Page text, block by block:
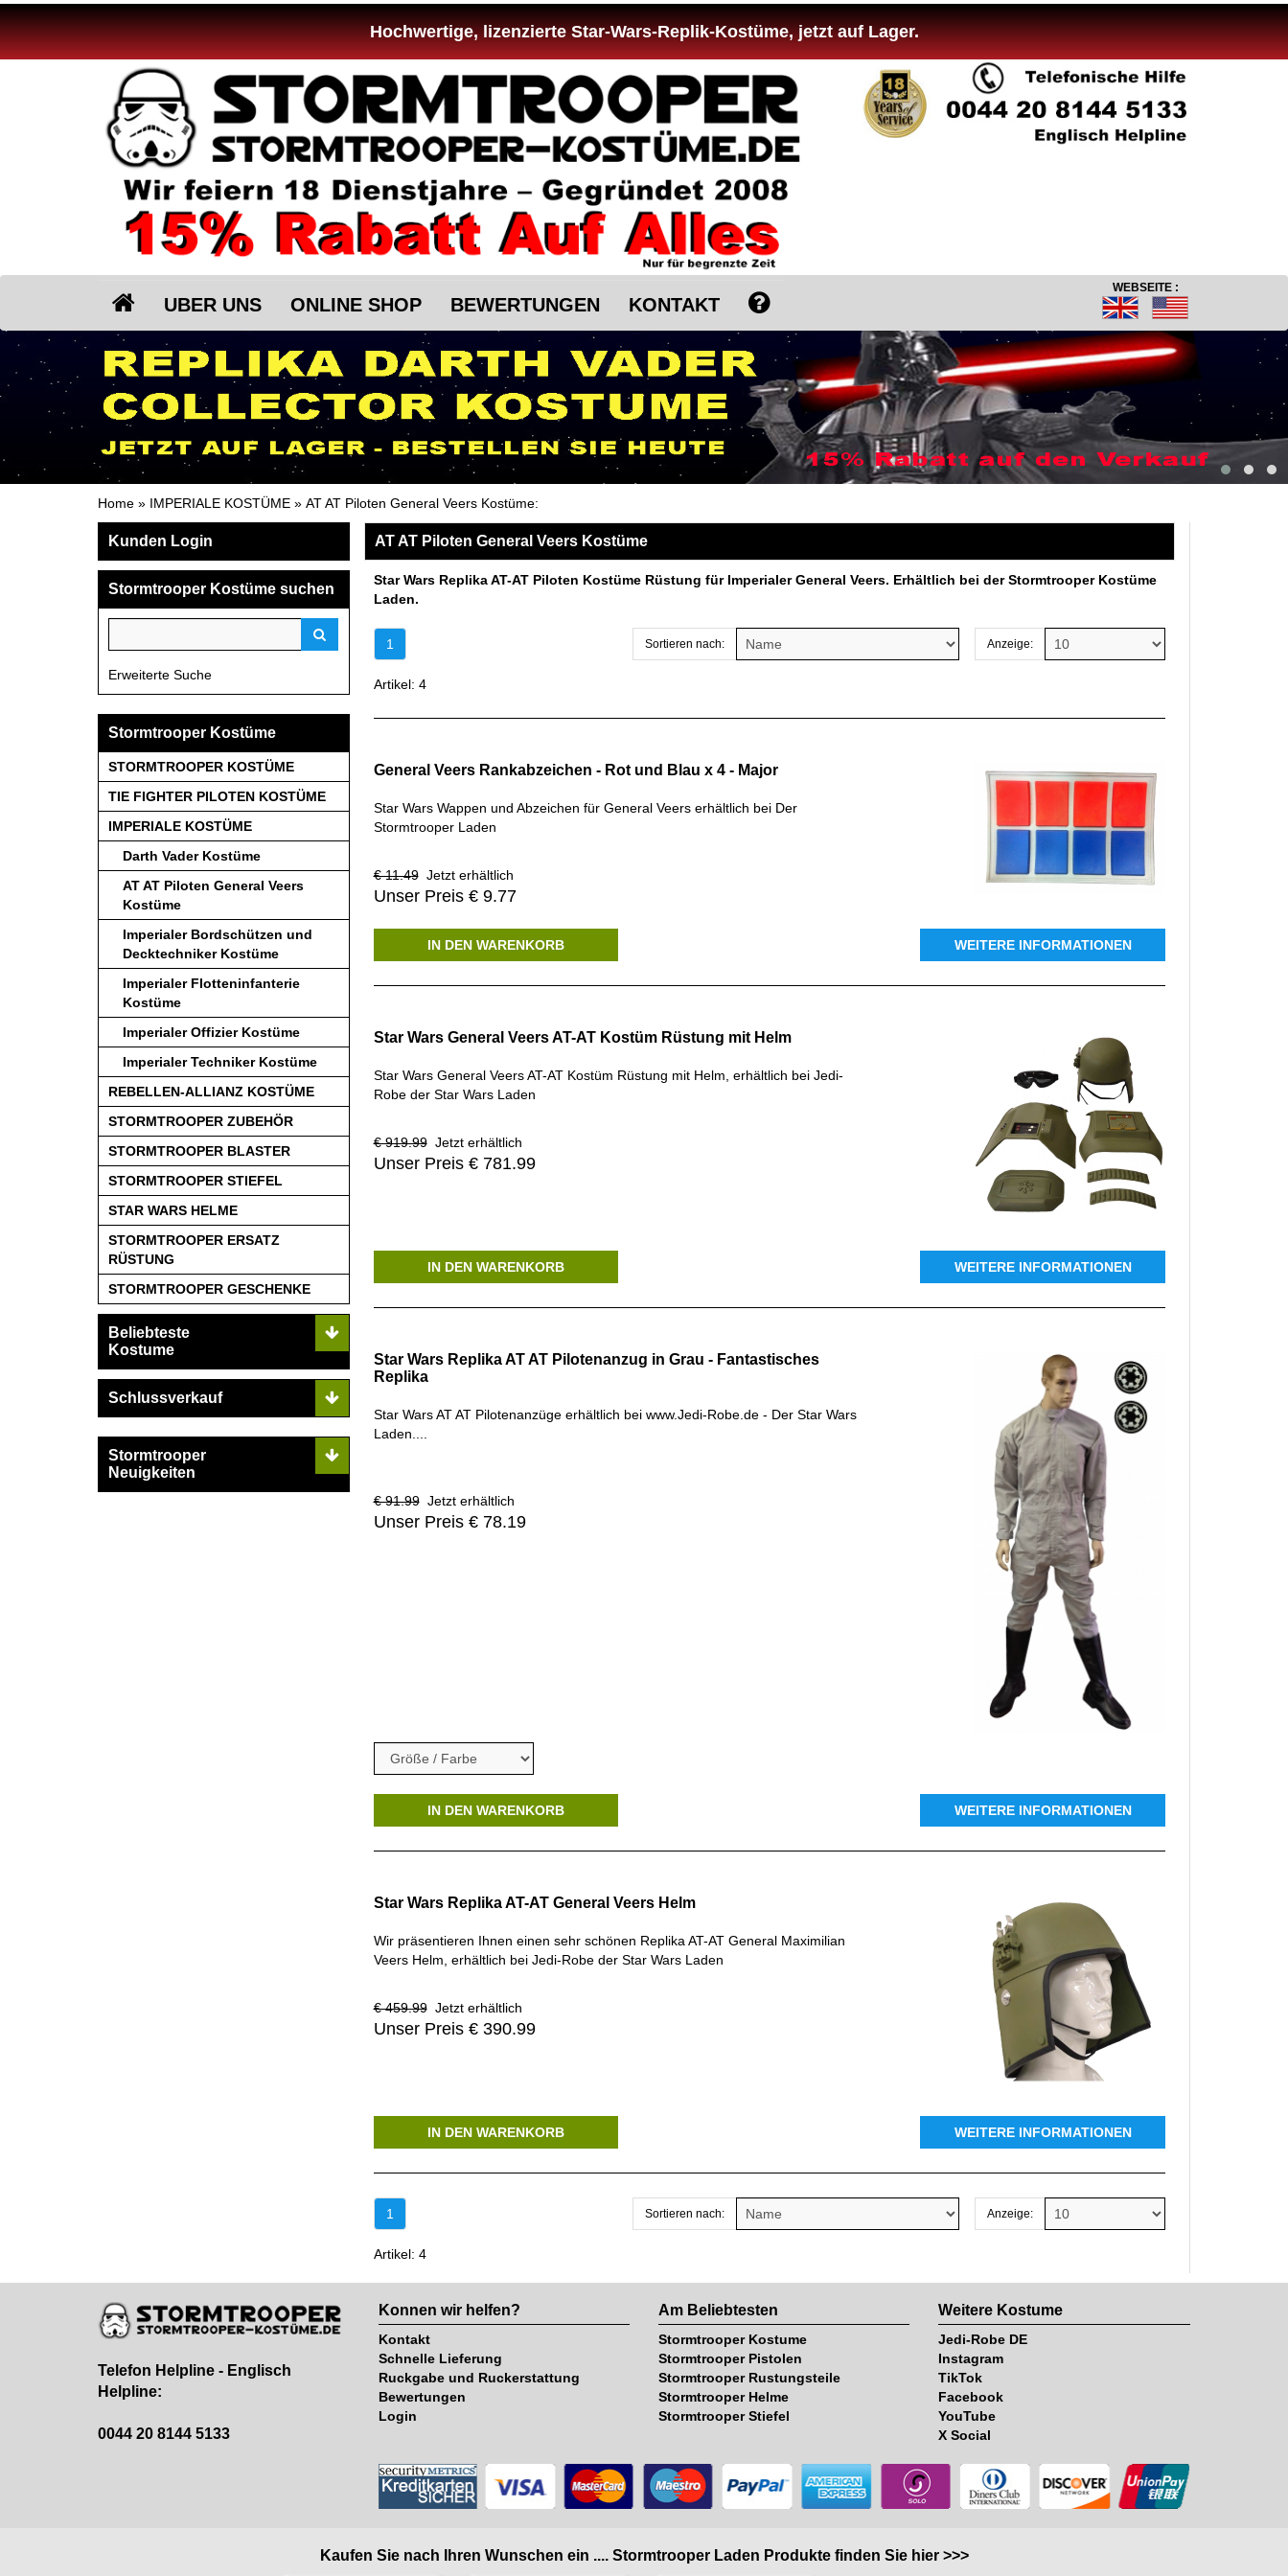
Hochwertige, lizenzierte Star-Wars-Replik-Kostüme, jetzt auf Lager.
UBER UNS ONLINE SHOP BEWERTUNGEN KONTAKT
WEBSEITE :
Home » IMPERIALE KOSTÜME » AT AT Piloten General Veers Kostüme:
Kunden Login
Stormtrooper Kostüme suchen
Erweiterte Suche
Stormtrooper Kostüme
STORMTROOPER KOSTÜME
TIE FIGHTER PILOTEN KOSTÜME
IMPERIALE KOSTÜME
Darth Vader Kostüme
AT AT Piloten General Veers
Kostüme
Imperialer Bordschützen und
Decktechniker Kostüme
Imperialer Flotteninfanterie
Kostüme
Imperialer Offizier Kostüme
Imperialer Techniker Kostüme
REBELLEN-ALLIANZ KOSTÜME
STORMTROOPER ZUBEHÖR
STORMTROOPER BLASTER
STORMTROOPER STIEFEL
STAR WARS HELME
STORMTROOPER ERSATZ
RÜSTUNG
STORMTROOPER GESCHENKE
Beliebteste
Kostume
Schlussverkauf
Stormtrooper
Neuigkeiten
AT AT Piloten General Veers Kostüme
Star Wars Replika AT-AT Piloten Kostüme Rüstung für Imperialer General Veers. Erhältlich bei der Stormtrooper Kostüme
Laden.
1 Sortieren nach: Anzeige:
Artikel: 4
General Veers Rankabzeichen - Rot und Blau x 4 - Major
Star Wars Wappen und Abzeichen für General Veers erhältlich bei Der
Stormtrooper Laden
€ 11.49Jetzt erhältlich
Unser Preis € 9.77
IN DEN WARENKORB WEITERE INFORMATIONEN
Star Wars General Veers AT-AT Kostüm Rüstung mit Helm
Star Wars General Veers AT-AT Kostüm Rüstung mit Helm, erhältlich bei Jedi-
Robe der Star Wars Laden
€ 919.99Jetzt erhältlich
Unser Preis € 781.99
IN DEN WARENKORB WEITERE INFORMATIONEN
Star Wars Replika AT AT Pilotenanzug in Grau - Fantastisches
Replika
Star Wars AT AT Pilotenanzüge erhältlich bei www.Jedi-Robe.de - Der Star Wars
Laden....
€ 91.99Jetzt erhältlich
Unser Preis € 78.19
IN DEN WARENKORB WEITERE INFORMATIONEN
Star Wars Replika AT-AT General Veers Helm
Wir präsentieren Ihnen einen sehr schönen Replika AT-AT General Maximilian
Veers Helm, erhältlich bei Jedi-Robe der Star Wars Laden
€ 459.99Jetzt erhältlich
Unser Preis € 390.99
IN DEN WARENKORB WEITERE INFORMATIONEN
1 Sortieren nach: Anzeige:
Artikel: 4
Telefon Helpline - Englisch
Helpline:
0044 20 8144 5133
Konnen wir helfen?
Kontakt
Schnelle Lieferung
Ruckgabe und Ruckerstattung
Bewertungen
Login
Am Beliebtesten
Stormtrooper Kostume
Stormtrooper Pistolen
Stormtrooper Rustungsteile
Stormtrooper Helme
Stormtrooper Stiefel
Weitere Kostume
Jedi-Robe DE
Instagram
TikTok
Facebook
YouTube
X Social
Kaufen Sie nach Ihren Wunschen ein .... Stormtrooper Laden Produkte finden Sie hier >>>